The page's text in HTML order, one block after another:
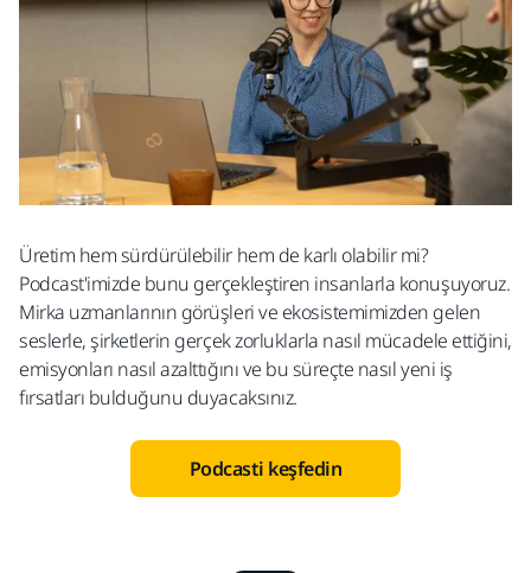
Üretim hem sürdürülebilir hem de karlı olabilir mi?
Podcast'imizde bunu gerçekleştiren insanlarla konuşuyoruz.
Mirka uzmanlarının görüşleri ve ekosistemimizden gelen
seslerle, şirketlerin gerçek zorluklarla nasıl mücadele ettiğini,
emisyonları nasıl azalttığını ve bu süreçte nasıl yeni iş
fırsatları bulduğunu duyacaksınız.
Podcasti keşfedin